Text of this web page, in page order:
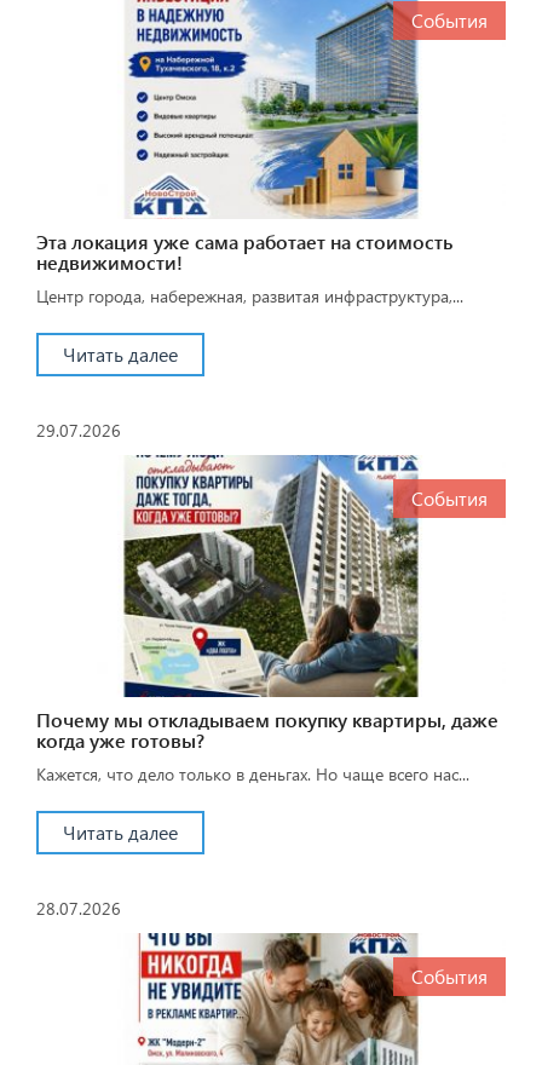
События
Эта локация уже сама работает на стоимость
недвижимости!
Центр города, набережная, развитая инфраструктура,...
Читать далее
29.07.2026
События
Почему мы откладываем покупку квартиры, даже
когда уже готовы?
Кажется, что дело только в деньгах. Но чаще всего нас...
Читать далее
28.07.2026
События